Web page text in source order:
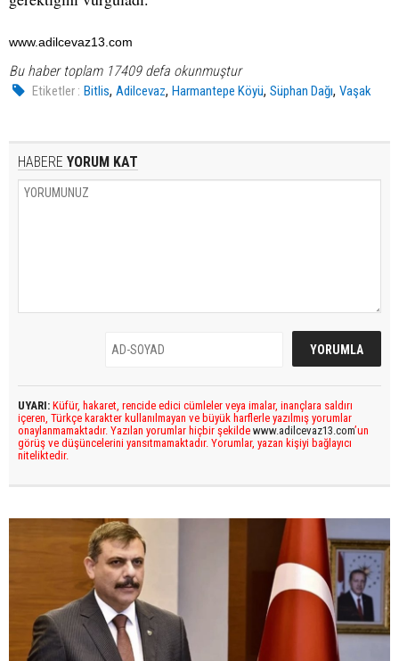
www.adilcevaz13.com
Bu haber toplam 17409 defa okunmuştur
Etiketler : Bitlis,Adilcevaz,Harmantepe Köyü,Süphan Dağı,Vaşak
HABERE YORUM KAT
UYARI: Küfür, hakaret, rencide edici cümleler veya imalar, inançlara saldırı
içeren, Türkçe karakter kullanılmayan ve büyük harflerle yazılmış yorumlar
onaylanmamaktadır. Yazılan yorumlar hiçbir şekilde www.adilcevaz13.com’un
görüş ve düşüncelerini yansıtmamaktadır. Yorumlar, yazan kişiyi bağlayıcı
niteliktedir.